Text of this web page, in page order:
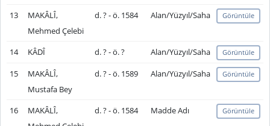
13
MAKÂLÎ,
Mehmed Çelebi
d. ? - ö. 1584 Alan/Yüzyıl/Saha Görüntüle
14 KÂDÎ d. ? - ö. ? Alan/Yüzyıl/Saha Görüntüle
15
MAKÂLÎ,
Mustafa Bey
d. ? - ö. 1589 Alan/Yüzyıl/Saha Görüntüle
16
MAKÂLÎ,
d. ? - ö. 1584 Madde Adı Görüntüle